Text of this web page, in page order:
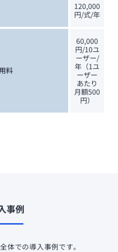
120,000
円/式/年
料
60,000
円/10ユ
ーザー/
年（1ユ
ーザー
あたり
月額500
円）
事例
体での導入事例です。